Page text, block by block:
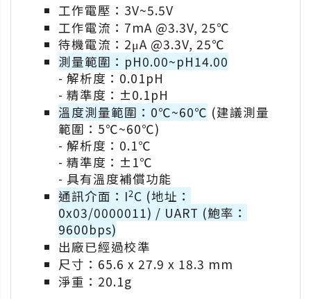
工作電壓：3V~5.5V
工作電流：7mA @3.3V, 25℃
待機電流：2μA @3.3V, 25℃
測量範圍：pH0.00~pH14.00
- 解析度：0.01pH
- 精準度：±0.1pH
溫度測量範圍：0℃~60℃ (建議測量
範圍：5℃~60℃)
- 解析度：0.1℃
- 精準度：±1℃
- 具有溫度補償功能
通訊介面：I2C (地址：
0x03/0000011) / UART (鮑率：
9600bps)
出廠已經過校準
尺寸：65.6 x 27.9 x 18.3 mm
淨重：20.1g